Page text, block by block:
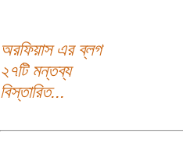
অরফিয়াস এর ব্লগ
২৭টি মন্তব্য
বিস্তারিত...